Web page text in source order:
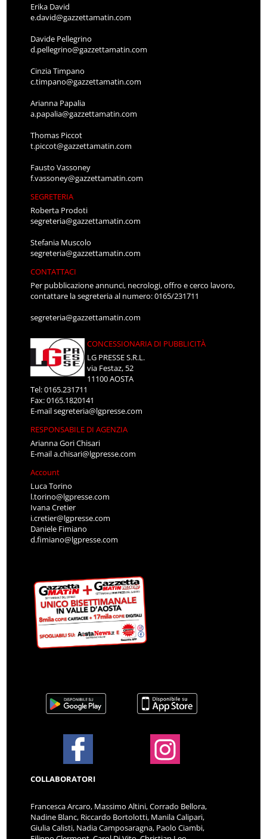
Erika David
e.david@gazzettamatin.com
Davide Pellegrino
d.pellegrino@gazzettamatin.com
Cinzia Timpano
c.timpano@gazzettamatin.com
Arianna Papalia
a.papalia@gazzettamatin.com
Thomas Piccot
t.piccot@gazzettamatin.com
Fausto Vassoney
f.vassoney@gazzettamatin.com
SEGRETERIA
Roberta Prodoti
segreteria@gazzettamatin.com
Stefania Muscolo
segreteria@gazzettamatin.com
CONTATTACI
Per pubblicazione annunci, necrologi, offro e cerco lavoro,
contattare la segreteria al numero: 0165/231711
segreteria@gazzettamatin.com
CONCESSIONARIA DI PUBBLICITÀ
LG PRESSE S.R.L.
via Festaz, 52
11100 AOSTA
Tel: 0165.231711
Fax: 0165.1820141
E-mailsegreteria@lgpresse.com
RESPONSABILE DI AGENZIA
Arianna Gori Chisari
E-maila.chisari@lgpresse.com
Account
Luca Torino
l.torino@lgpresse.com
Ivana Cretier
i.cretier@lgpresse.com
Daniele Fimiano
d.fimiano@lgpresse.com
COLLABORATORI
Francesca Arcaro, Massimo Altini, Corrado Bellora,
Nadine Blanc, Riccardo Bortolotti, Manila Calipari,
Giulia Calisti, Nadia Camposaragna, Paolo Ciambi,